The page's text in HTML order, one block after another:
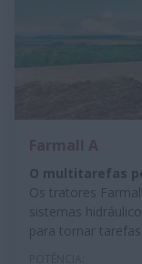
O multitarefas
Os tratores
sistemas
para tornar